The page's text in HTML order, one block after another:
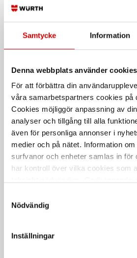
Samtycke Information
Denna webbplats använder cookies
För att förbättra din
våra samarbetspartners cookies på
Cookies möjliggör anpassning av
analyser och tillgång till alla
även för personliga annonser i
medier och på nätet. Information
surfvanor och enheter samlas in för
har kontroll över vilka cookies som
länder utanför EU med olika
att godkänna samtycker du till
Nödvändig
Inställningar
100 A och 120 A
låsande